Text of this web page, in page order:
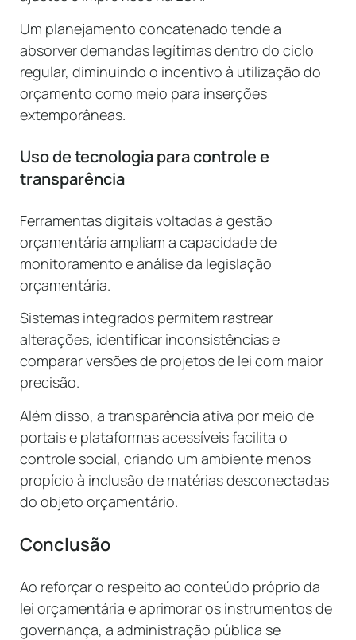
Um planejamento concatenado tende a
absorver demandas legítimas dentro do ciclo
regular, diminuindo o incentivo à utilização do
orçamento como meio para inserções
extemporâneas.
Uso de tecnologia para controle e
transparência
Ferramentas digitais voltadas à gestão
orçamentária ampliam a capacidade de
monitoramento e análise da legislação
orçamentária.
Sistemas integrados permitem rastrear
alterações, identificar inconsistências e
comparar versões de projetos de lei com maior
precisão.
Além disso, a transparência ativa por meio de
portais e plataformas acessíveis facilita o
controle social, criando um ambiente menos
propício à inclusão de matérias desconectadas
do objeto orçamentário.
Conclusão
Ao reforçar o respeito ao conteúdo próprio da
lei orçamentária e aprimorar os instrumentos de
governança, a administração pública se